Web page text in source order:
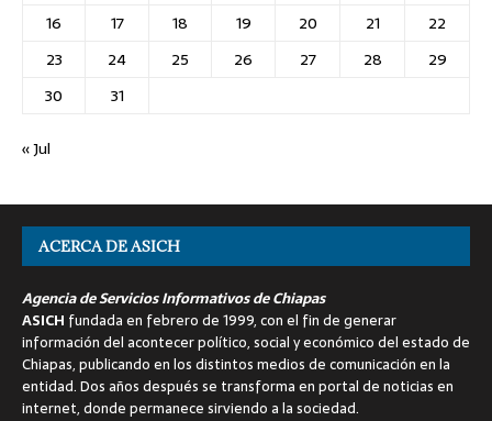
16
17 18 19 20 21
22
23
24 25 26 27 28
29
30
31
« Jul
ACERCA DE ASICH
Agencia de Servicios Informativos de Chiapas
ASICH fundada en febrero de 1999, con el fin de generar
información del acontecer político, social y económico del estado de
Chiapas, publicando en los distintos medios de comunicación en la
entidad. Dos años después se transforma en portal de noticias en
internet, donde permanece sirviendo a la sociedad.